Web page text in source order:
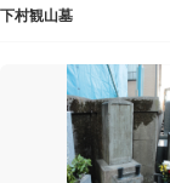
下村観山墓